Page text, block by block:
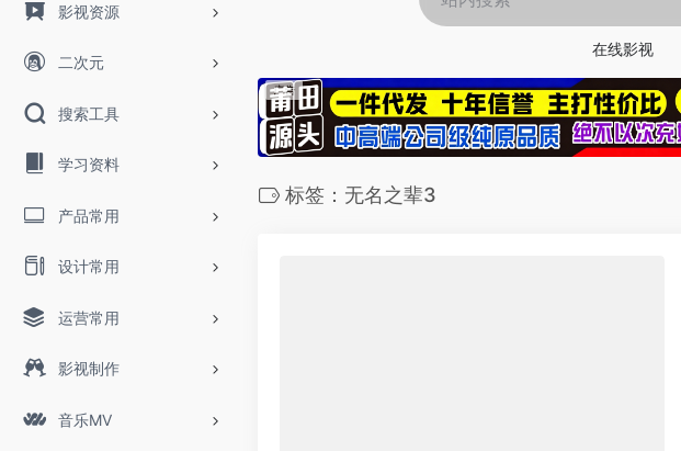
影视资源
二次元
搜索工具
学习资料
产品常用
设计常用
运营常用
影视制作
音乐MV
在线影视
标签：无名之辈3